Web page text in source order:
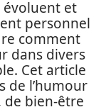
évoluent et
personnel
comment
dans divers
Cet article
de l’humour
de bien-être